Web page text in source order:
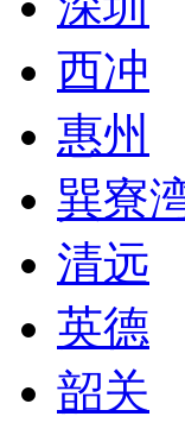
西冲
惠州
巽寮
清远
英德
韶关